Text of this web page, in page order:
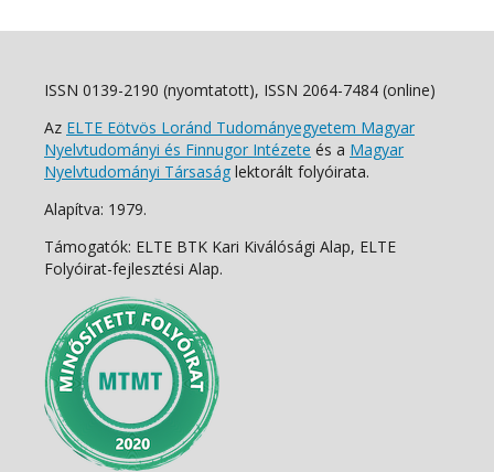
ISSN 0139-2190 (nyomtatott), ISSN 2064-7484 (online)
Az ELTE Eötvös Loránd Tudományegyetem Magyar
Nyelvtudományi és Finnugor Intézete és a Magyar
Nyelvtudományi Társaság lektorált folyóirata.
Alapítva: 1979.
Támogatók: ELTE BTK Kari Kiválósági Alap, ELTE
Folyóirat-fejlesztési Alap.